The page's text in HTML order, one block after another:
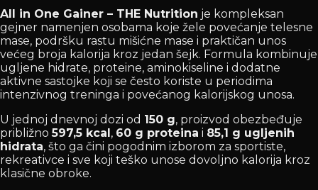
All in One Gainer – THE Nutrition je kompleksan
gejner namenjen osobama koje žele povećanje telesne
mase, podršku rastu mišićne mase i praktičan unos
većeg broja kalorija kroz jedan šejk. Formula kombinuje
ugljene hidrate, proteine, aminokiseline i dodatne
aktivne sastojke koji se često koriste u periodima
intenzivnog treninga i povećanog kalorijskog unosa.
U jednoj dnevnoj dozi od 150 g, proizvod obezbeđuje
približno597,5 kcal, 60 g proteina i 85,1 g ugljenih
hidrata, što ga čini pogodnim izborom za sportiste,
rekreativce i sve koji teško unose dovoljno kalorija kroz
klasične obroke.